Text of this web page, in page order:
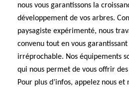
nous vous garantissons la
développement de vos arbres.
paysagiste expérimenté, nous
convenu tout en vous
irréprochable. Nos équipements
qui nous permet de vous offrir
Pour plus d’infos, appelez nous